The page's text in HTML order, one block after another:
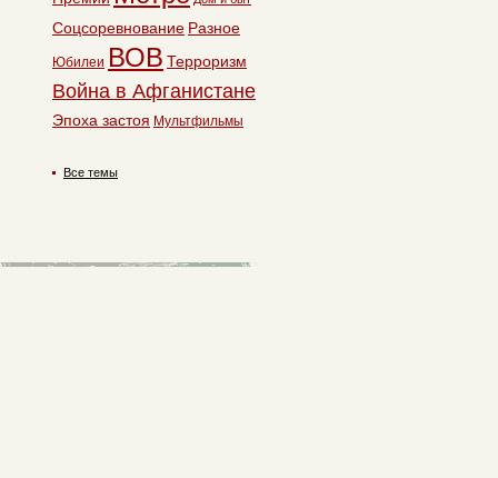
Соцсоревнование Разное
Юбилеи ВОВ Терроризм
Война в Афганистане
Эпоха застоя Мультфильмы
Все темы